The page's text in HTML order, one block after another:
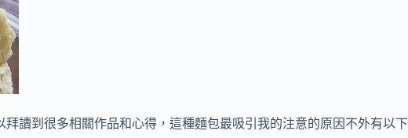
讀到很多相關作品和心得，這種麵包最吸引我的注意的原因不外有以下